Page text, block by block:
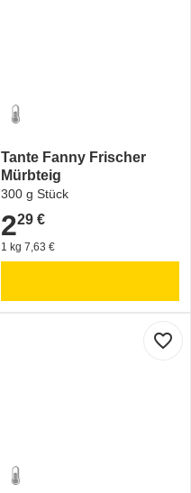
Tante Fanny Frischer
Mürbteig
300 g Stück
2,29 €
229 €
1 kg 7,63 €
favorite_border